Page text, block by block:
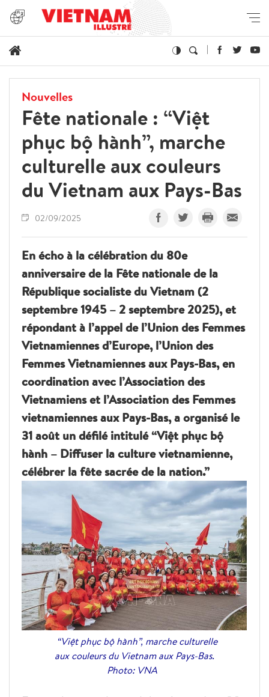
Nouvelles
Fête nationale : “Việt
phục bộ hành”, marche
culturelle aux couleurs
du Vietnam aux Pays-Bas
02/09/2025
En écho à la célébration du 80e
anniversaire de la Fête nationale de la
République socialiste du Vietnam (2
septembre 1945 – 2 septembre 2025), et
répondant à l’appel de l’Union des Femmes
Vietnamiennes d’Europe, l’Union des
Femmes Vietnamiennes aux Pays-Bas, en
coordination avec l’Association des
Vietnamiens et l’Association des Femmes
vietnamiennes aux Pays-Bas, a organisé le
31 août un défilé intitulé “Việt phục bộ
hành – Diffuser la culture vietnamienne,
célébrer la fête sacrée de la nation.”
“Việt phục bộ hành”, marche culturelle
aux couleurs du Vietnam aux Pays-Bas.
Photo: VNA